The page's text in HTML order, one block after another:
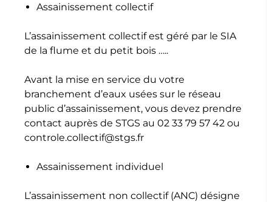
Assainissement collectif
L’assainissement collectif est géré par le SIA
de la flume et du petit bois …..
Avant la mise en service du votre
branchement d’eaux usées sur le réseau
public d’assainissement, vous devez prendre
contact auprès de STGS au 02 33 79 57 42 ou
controle.collectif@stgs.fr
Assainissement individuel
L’assainissement non collectif (ANC) désigne